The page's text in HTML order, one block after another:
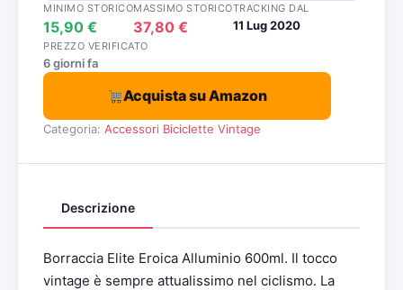
MINIMO STORICO
15,90 €
MASSIMO STORICO
37,80 €
TRACKING DAL
11 Lug 2020
PREZZO VERIFICATO
6 giorni fa
Acquista su Amazon
Categoria: Accessori Biciclette Vintage
Descrizione
Borraccia Elite Eroica Alluminio 600ml. Il tocco
vintage è sempre attualissimo nel ciclismo. La